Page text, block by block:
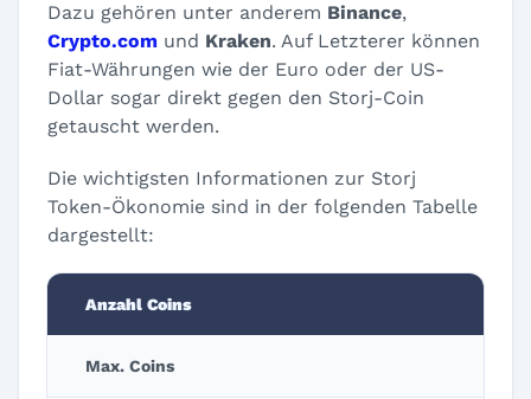
Dazu gehören unter anderem Binance,
Crypto.com und Kraken. Auf Letzterer können
Fiat-Währungen wie der Euro oder der US-
Dollar sogar direkt gegen den Storj-Coin
getauscht werden.
Die wichtigsten Informationen zur Storj
Token-Ökonomie sind in der folgenden Tabelle
dargestellt:
Anzahl Coins
Max. Coins